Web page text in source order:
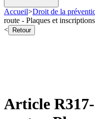
Accueil>Droit de la
route - Plaques et inscriptions
<
Retour
Article